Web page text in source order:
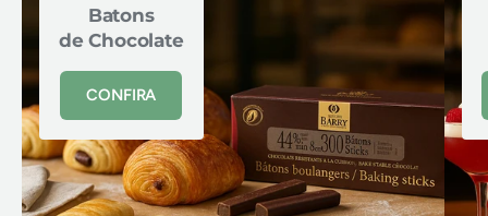
Batons
de Chocolate
CONFIRA